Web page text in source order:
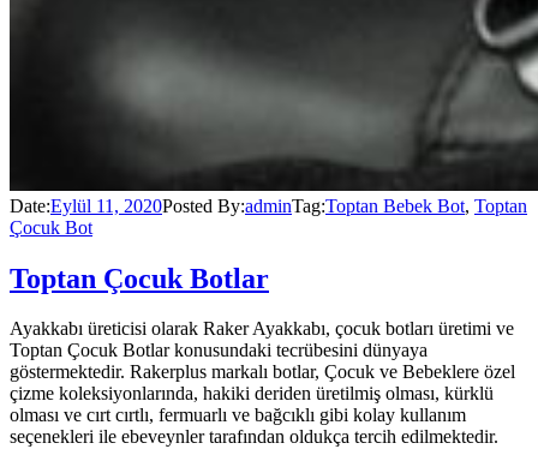
Date:Eylül 11, 2020Posted By:adminTag:Toptan Bebek Bot, Toptan
Çocuk Bot
Toptan Çocuk Botlar
Ayakkabı üreticisi olarak Raker Ayakkabı, çocuk botları üretimi ve
Toptan Çocuk Botlar konusundaki tecrübesini dünyaya
göstermektedir. Rakerplus markalı botlar, Çocuk ve Bebeklere özel
çizme koleksiyonlarında, hakiki deriden üretilmiş olması, kürklü
olması ve cırt cırtlı, fermuarlı ve bağcıklı gibi kolay kullanım
seçenekleri ile ebeveynler tarafından oldukça tercih edilmektedir.